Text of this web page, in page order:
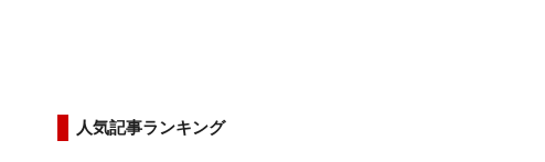
人気記事ランキング